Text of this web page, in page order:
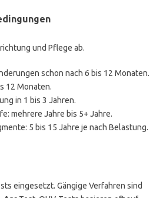
und Pflege ab.
schon nach 6 bis 12 Monaten.
12 Monaten.
in 1 bis 3 Jahren.
mehrere Jahre bis 5+ Jahre.
5 bis 15 Jahre je nach Belastung.
eingesetzt. Gängige Verfahren sind